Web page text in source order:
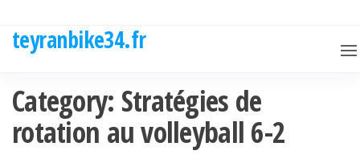
teyranbike34.fr
Category: Stratégies de
rotation au volleyball 6-2